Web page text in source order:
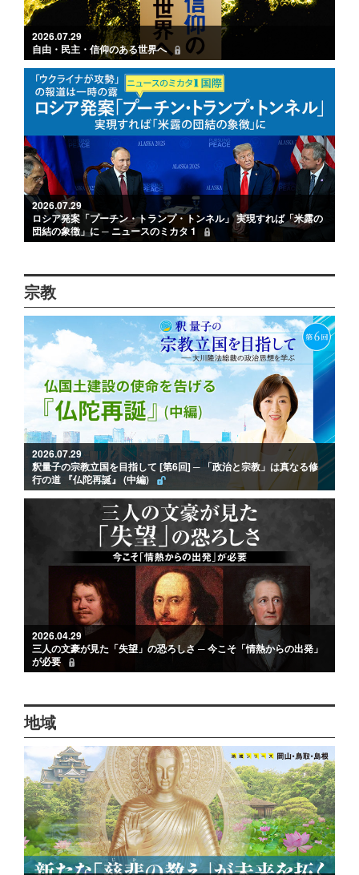
2026.07.29
自由・民主・信仰のある世界へ
2026.07.29
ロシア発案「プーチン・トランプ・トンネル」 実現すれば「米露の
団結の象徴」に ─ ニュースのミカタ 1
宗教
2026.07.29
釈量子の宗教立国を目指して [第6回] ─ 「政治と宗教」は真なる修
行の道 『仏陀再誕』 (中編)
2026.04.29
三人の文豪が見た「失望」の恐ろしさ ─ 今こそ「情熱からの出発」
が必要
地域